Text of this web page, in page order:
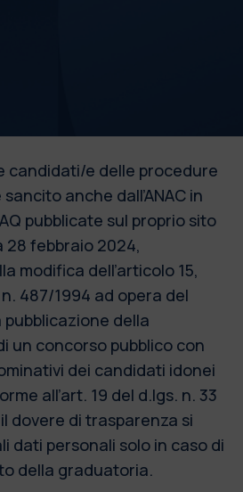
candidati/e delle procedure
anche dall’ANAC in
pubblicate sul proprio sito
febbraio 2024,
modifica dell’articolo 15,
n. 487/1994 ad opera del
pubblicazione della
un concorso pubblico con
dei candidati idonei
all’art. 19 del d.lgs. n. 33
dovere di trasparenza si
dati personali solo in caso di
della graduatoria.